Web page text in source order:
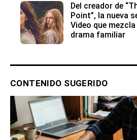
Del creador de
Point”, la nueva
Video que
drama familiar
CONTENIDO SUGERIDO